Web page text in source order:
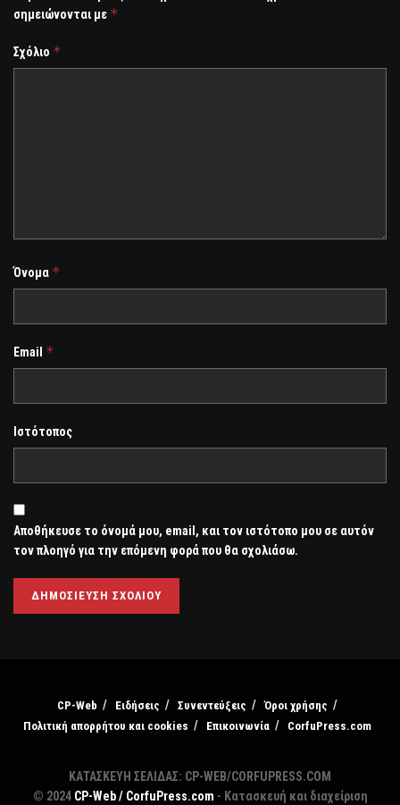
σημειώνονται με *
Σχόλιο *
Όνομα *
Email *
Ιστότοπος
Αποθήκευσε το όνομά μου, email, και τον ιστότοπο μου σε αυτόν
τον πλοηγό για την επόμενη φορά που θα σχολιάσω.
CP-Web Ειδήσεις Συνεντεύξεις
Όροι χρήσης
Πολιτική απορρήτου και cookies
Επικοινωνία CorfuPress.com
ΚΑΤΑΣΚΕΥΗ ΣΕΛΙΔΑΣ: CP-WEB/CORFUPRESS.COM
© 2024 CP-Web / CorfuPress.com - Κατασκευή και διαχείριση